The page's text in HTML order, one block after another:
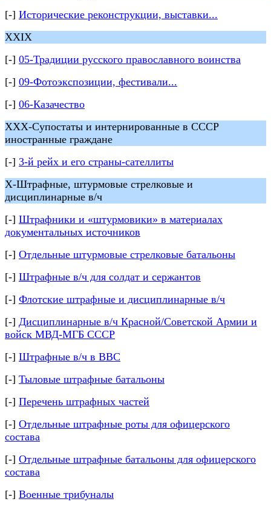
[-] Исторические реконструкции, выставки...
XXIX
[-] 05-Традиции русского православного воинства
[-] 09-Фотоэкспозиции, фестивали...
[-] 06-Казачество
XXX-Супостаты и интернированные в СССР
иностранные граждане
[-] 3-й рейх и его страны-сателлиты
X-Штрафные, штурмовые стрелковые и
дисциплинарные в/ч
[-] Штрафники и «штурмовики» в материалах
документальных источников
[-] Отдельные штурмовые стрелковые батальоны
[-] Штрафные в/ч для солдат и сержантов
[-] Флотские штрафные и дисциплинарные в/ч
[-] Дисциплинарные в/ч Красной/Советской Армии и
войск МВД-МГБ СССР
[-] Штрафные в/ч в ВВС
[-] Тыловые штрафные батальоны
[-] Перечень штрафных частей
[-] Отдельные штрафные роты для офицерского
состава
[-] Отдельные штрафные батальоны для офицерского
состава
[-] Военные трибуналы